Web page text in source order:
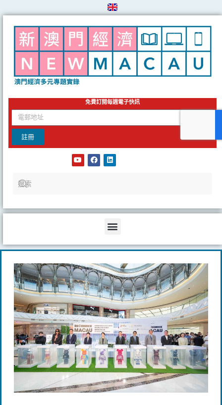
to
content
免費訂閱每週電子快訊
email
註冊
Y
o
F
a
L
i
Menu